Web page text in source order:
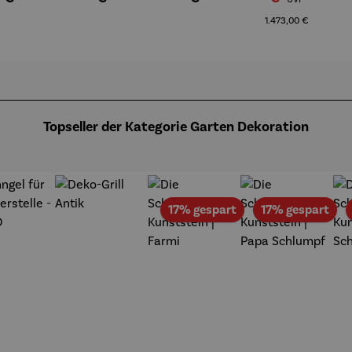
1.473,00 €
Topseller der Kategorie Garten Dekoration
17% gespartRabatt17% gespart